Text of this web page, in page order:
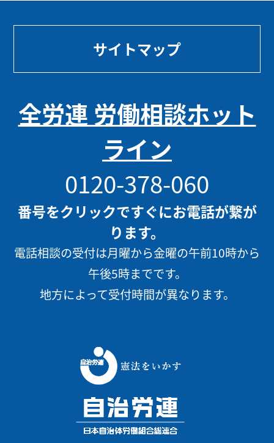
サイトマップ
全労連 労働相談ホット
ライン
0120-378-060
番号をクリックですぐにお電話が繋が
ります。
電話相談の受付は月曜から金曜の午前10時から
午後5時までです。
地方によって受付時間が異なります。